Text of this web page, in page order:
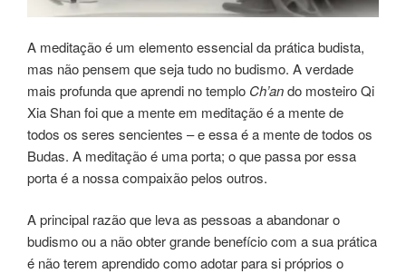
A meditação é um elemento essencial da prática budista,
mas não pensem que seja tudo no budismo. A verdade
mais profunda que aprendi no templo Ch’ando mosteiro Qi
Xia Shan foi que a mente em meditação é a mente de
todos os seres sencientes – e essa é a mente de todos os
Budas. A meditação é uma porta; o que passa por essa
porta é a nossa compaixão pelos outros.
A principal razão que leva as pessoas a abandonar o
budismo ou a não obter grande benefício com a sua prática
é não terem aprendido como adotar para si próprios o